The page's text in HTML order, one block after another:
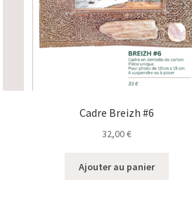
Cadre Breizh #6
32,00€
Ajouter au panier